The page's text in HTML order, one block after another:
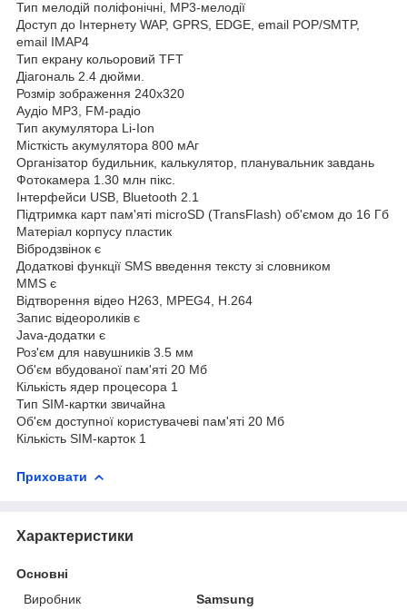
Тип мелодій поліфонічні, MP3-мелодії
Доступ до Інтернету WAP, GPRS, EDGE, email POP/SMTP,
email IMAP4
Тип екрану кольоровий TFT
Діагональ 2.4 дюйми.
Розмір зображення 240x320
Аудіо MP3, FM-радіо
Тип акумулятора Li-Ion
Місткість акумулятора 800 мАг
Організатор будильник, калькулятор, планувальник завдань
Фотокамера 1.30 млн пікс.
Інтерфейси USB, Bluetooth 2.1
Підтримка карт пам'яті microSD (TransFlash) об'ємом до 16 Гб
Матеріал корпусу пластик
Вібродзвінок є
Додаткові функції SMS введення тексту зі словником
MMS є
Відтворення відео H263, MPEG4, H.264
Запис відеороликів є
Java-додатки є
Роз'єм для навушників 3.5 мм
Об'єм вбудованої пам'яті 20 Мб
Кількість ядер процесора 1
Тип SIM-картки звичайна
Об'єм доступної користувачеві пам'яті 20 Мб
Кількість SIM-карток 1
Приховати
Характеристики
Основні
Виробник
Samsung